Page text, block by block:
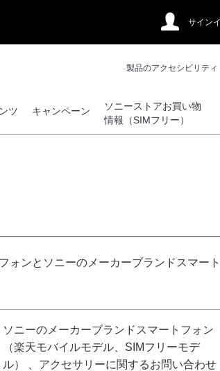
サイン
製品のアクセシビリティ
ツ キャンペーン
ソニーストアお買い物
情報（SIMフリー）
ォンとソニーのメーカーブランドスマー
ソニーのメーカーブランドスマートフォン
（楽天モバイルモデル、SIMフリーモデ
ル） 、アクセサリーに関するお問い合わせ